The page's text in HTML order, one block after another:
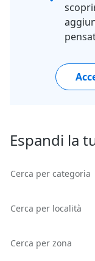
Espandi la
Cerca per categoria
Cerca per località
Cerca per zona